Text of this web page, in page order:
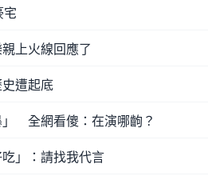
宅
上火線回應了
遭起底
」 全網看傻：在演哪齣？
」：請找我代言